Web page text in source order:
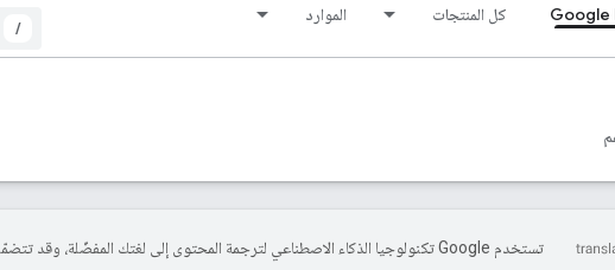
Google كل المنتجات الموارد
/
تستخدم Google تكنولوجيا الذكاء الاصطناعي لترجمة المحتوى إلى لغتك المفضّلة، وقد تتضمّن بعض الأخطاء.